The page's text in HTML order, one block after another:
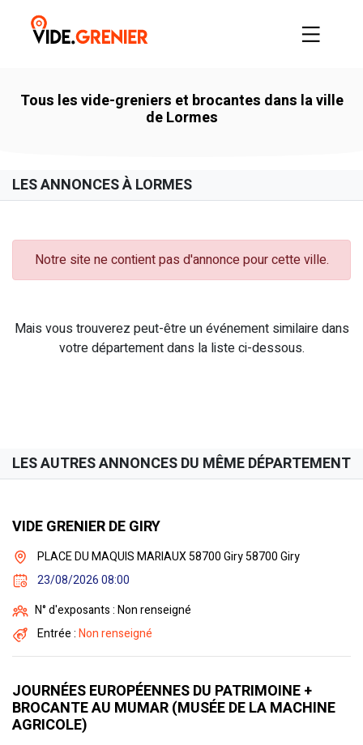
Tous les vide-greniers et brocantes dans la ville
de Lormes
LES ANNONCES À LORMES
Notre site ne contient pas d'annonce pour cette ville.
Mais vous trouverez peut-être un événement similaire dans
votre département dans la liste ci-dessous.
LES AUTRES ANNONCES DU MÊME DÉPARTEMENT
VIDE GRENIER DE GIRY
PLACE DU MAQUIS MARIAUX 58700 Giry 58700 Giry
23/08/2026 08:00
N° d'exposants : Non renseigné
Entrée :Non renseigné
JOURNÉES EUROPÉENNES DU PATRIMOINE +
BROCANTE AU MUMAR (MUSÉE DE LA MACHINE
AGRICOLE)